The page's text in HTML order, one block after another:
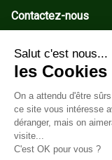
Contactez-nous
Tel : +33(0)3 25 92
Service client
Conditions
Mentions légales